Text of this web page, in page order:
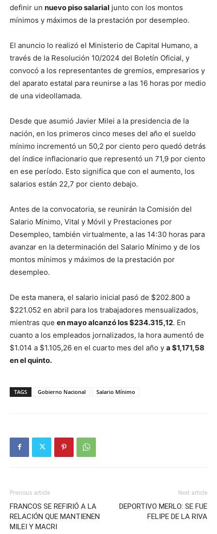
definir un nuevo piso salarial junto con los montos
mínimos y máximos de la prestación por desempleo.
El anuncio lo realizó el Ministerio de Capital Humano, a
través de la Resolución 10/2024 del Boletín Oficial, y
convocó a los representantes de gremios, empresarios y
del aparato estatal para reunirse a las 16 horas por medio
de una videollamada.
Desde que asumió Javier Milei a la presidencia de la
nación, en los primeros cinco meses del año el sueldo
mínimo incrementó un 50,2 por ciento pero quedó detrás
del índice inflacionario que representó un 71,9 por ciento
en ese período. Esto significa que con el aumento, los
salarios están 22,7 por ciento debajo.
Antes de la convocatoria, se reunirán la Comisión del
Salario Mínimo, Vital y Móvil y Prestaciones por
Desempleo, también virtualmente, a las 14:30 horas para
avanzar en la determinación del Salario Mínimo y de los
montos mínimos y máximos de la prestación por
desempleo.
De esta manera, el salario inicial pasó de $202.800 a
$221.052 en abril para los trabajadores mensualizados,
mientras que en mayo alcanzó los $234.315,12. En
cuanto a los empleados jornalizados, la hora aumentó de
$1.014 a $1.105,26 en el cuarto mes del año y a $1,171,58
en el quinto.
TAGS Gobierno Nacional Salario Mínimo
Previous article
FRANCOS SE REFIRIÓ A LA
RELACIÓN QUE MANTIENEN
MILEI Y MACRI
Next article
DEPORTIVO MERLO: SE FUE
FELIPE DE LA RIVA